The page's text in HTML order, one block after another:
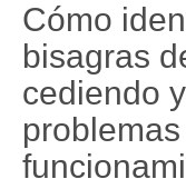
Cómo
bisagras
cediendo